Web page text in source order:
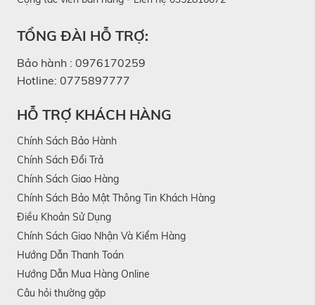
TỔNG ĐÀI HỖ TRỢ:
Bảo hành : 0976170259
Hotline: 0775897777
HỖ TRỢ KHÁCH HÀNG
Chính Sách Bảo Hành
Chính Sách Đổi Trả
Chính Sách Giao Hàng
Chính Sách Bảo Mật Thông Tin Khách Hàng
Điều Khoản Sử Dụng
Chính Sách Giao Nhận Và Kiểm Hàng
Hướng Dẫn Thanh Toán
Hướng Dẫn Mua Hàng Online
Câu hỏi thường gặp